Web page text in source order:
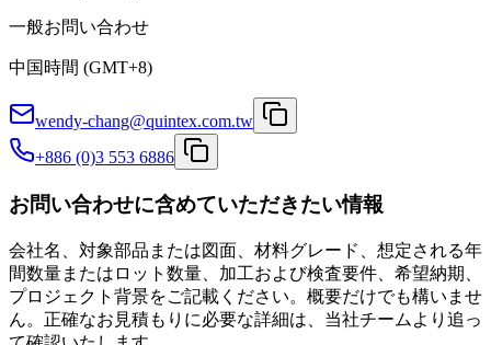
一般お問い合わせ
中国時間 (GMT+8)
wendy-chang@quintex.com.tw
+886 (0)3 553 6886
お問い合わせに含めていただきたい情報
会社名、対象部品または図面、材料グレード、想定される年
間数量またはロット数量、加工および検査要件、希望納期、
プロジェクト背景をご記載ください。概要だけでも構いませ
ん。正確なお見積もりに必要な詳細は、当社チームより追っ